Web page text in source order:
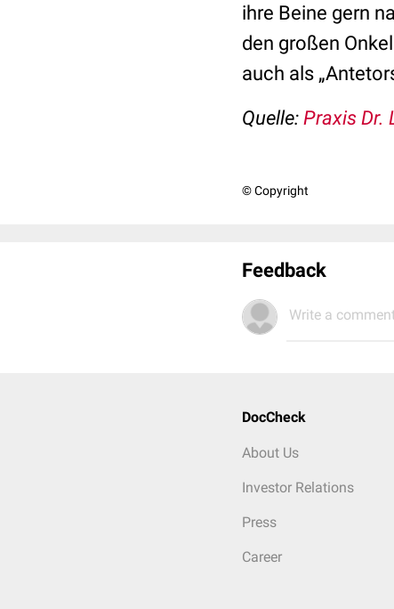
ihre Beine gern
den großen
auch als
Quelle: Praxis Dr.
© Copyright
Feedback
Write a
DocCheck
About Us
Investor Relations
Press
Career